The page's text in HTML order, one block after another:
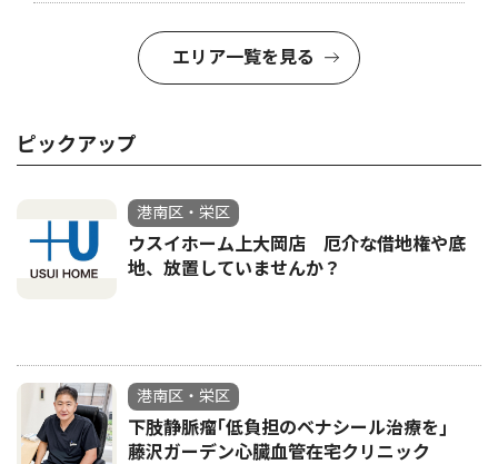
エリア一覧を見る
ピックアップ
港南区・栄区
ウスイホーム上大岡店 厄介な借地権や底
地、放置していませんか？
港南区・栄区
下肢静脈瘤｢低負担のベナシール治療を｣
藤沢ガーデン心臓血管在宅クリニック